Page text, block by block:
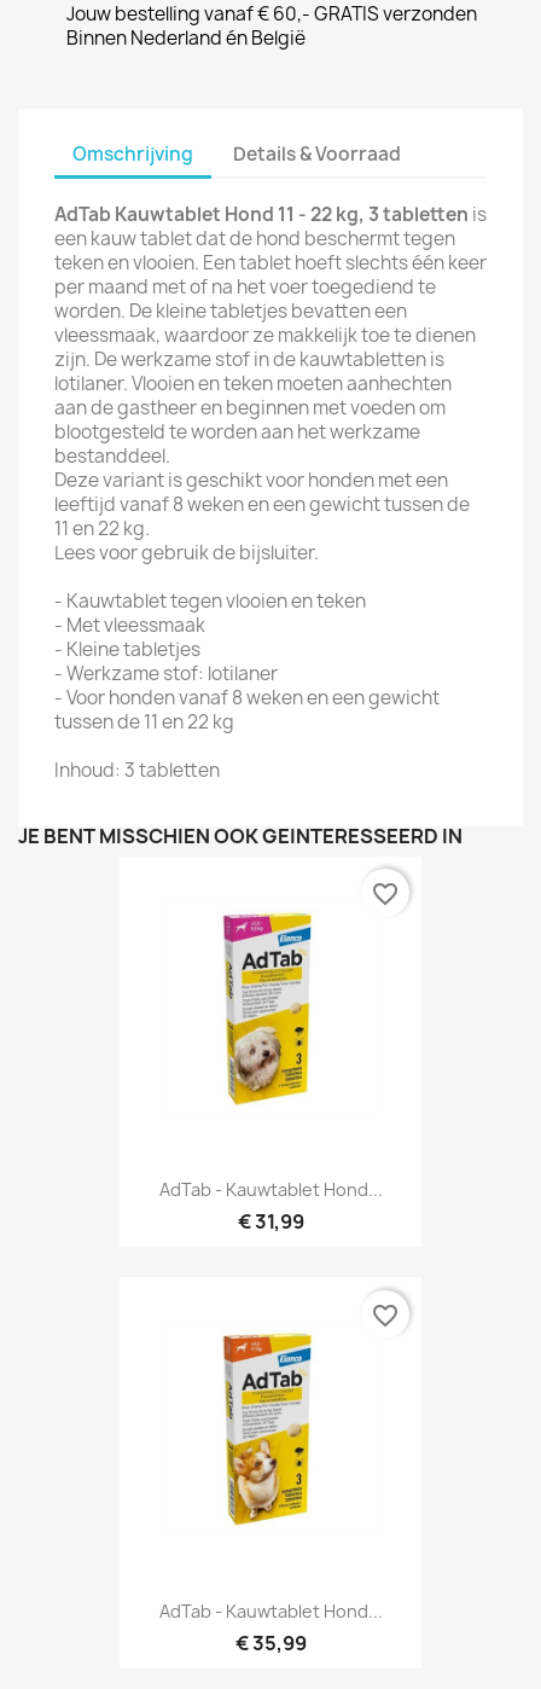
Jouw bestelling vanaf € 60,- GRATIS verzonden
Binnen Nederland én België
Omschrijving Details & Voorraad
AdTab Kauwtablet Hond 11 - 22 kg, 3 tabletten is
een kauw tablet dat de hond beschermt tegen
teken en vlooien. Een tablet hoeft slechts één keer
per maand met of na het voer toegediend te
worden. De kleine tabletjes bevatten een
vleessmaak, waardoor ze makkelijk toe te dienen
zijn. De werkzame stof in de kauwtabletten is
lotilaner. Vlooien en teken moeten aanhechten
aan de gastheer en beginnen met voeden om
blootgesteld te worden aan het werkzame
bestanddeel.
Deze variant is geschikt voor honden met een
leeftijd vanaf 8 weken en een gewicht tussen de
11 en 22 kg.
Lees voor gebruik de bijsluiter.
- Kauwtablet tegen vlooien en teken
- Met vleessmaak
- Kleine tabletjes
- Werkzame stof: lotilaner
- Voor honden vanaf 8 weken en een gewicht
tussen de 11 en 22 kg
Inhoud: 3 tabletten
JE BENT MISSCHIEN OOK GEÏNTERESSEERD IN
AdTab - Kauwtablet Hond...
€ 31,99
favorite_border
AdTab - Kauwtablet Hond...
€ 35,99
favorite_border